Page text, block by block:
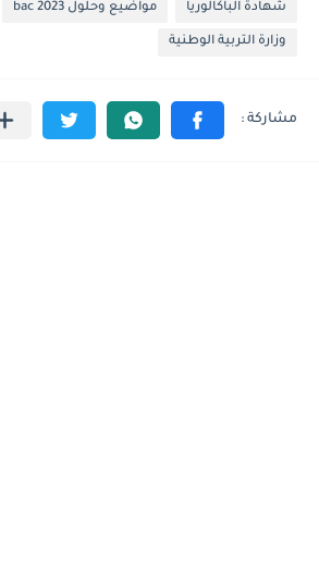
شهادة الباكالوريا مواضيع وحلول 2023 bac
وزارة التربية الوطنية